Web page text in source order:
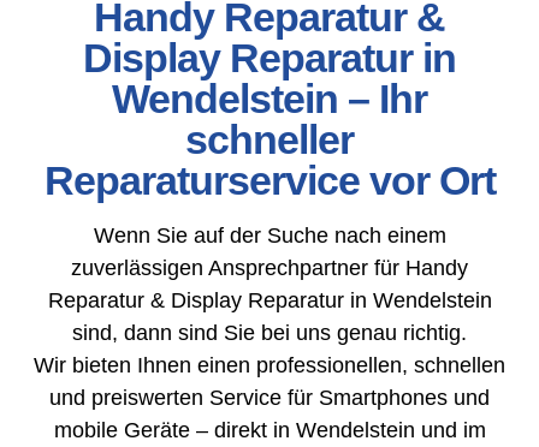
Handy Reparatur &
Display Reparatur in
Wendelstein – Ihr
schneller
Reparaturservice vor Ort
Wenn Sie auf der Suche nach einem
zuverlässigen Ansprechpartner für Handy
Reparatur & Display Reparatur in Wendelstein
sind, dann sind Sie bei uns genau richtig.
Wir bieten Ihnen einen professionellen, schnellen
und preiswerten Service für Smartphones und
mobile Geräte – direkt in Wendelstein und im